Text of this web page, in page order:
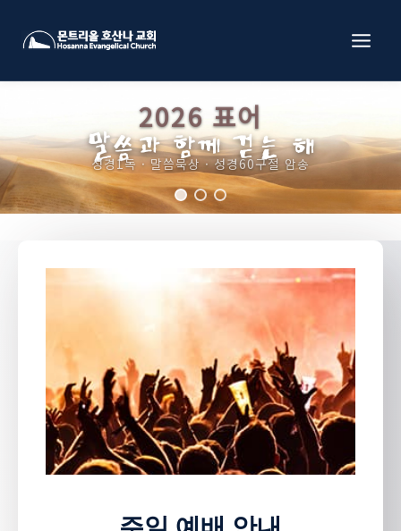
2026 표어
말씀과 함께 걷는 해
성경1독 · 말씀묵상 · 성경60구절 암송
HOSANNA CHURCH OF MONTREAL
예수님의 성실한 제자 되어
이민 사회와 열방을 변화시키는 생명공동체